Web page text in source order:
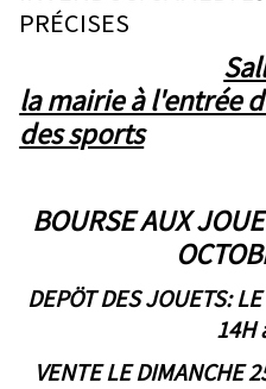
PRÉCISES
la mairie à l'entrée
des sports
BOURSE AUX
DEPÖT DES JOUETS:
14H
VENTE LE DIMANCHE